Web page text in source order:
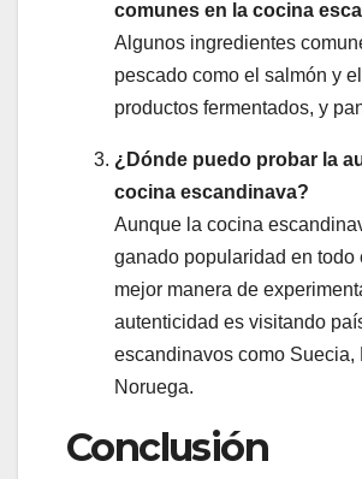
comunes en la cocina
Algunos ingredientes
pescado como el salmón y
productos fermentados, y
¿Dónde puedo probar la
cocina escandinava?
Aunque la cocina
ganado popularidad en todo
mejor manera de
autenticidad es visitando
escandinavos como Suecia,
Noruega.
Conclusión